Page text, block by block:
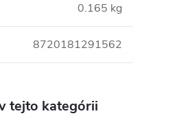
0.165 kg
8720181291562
tejto kategórii